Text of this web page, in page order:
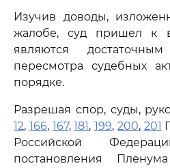
Изучив доводы,
жалобе, суд пришел к
являются
пересмотра судебных
порядке.
Разрешая спор, суды,
12, 166, 167,181, 199, 200, 201
Российской
постановления